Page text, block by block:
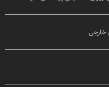
خارجی